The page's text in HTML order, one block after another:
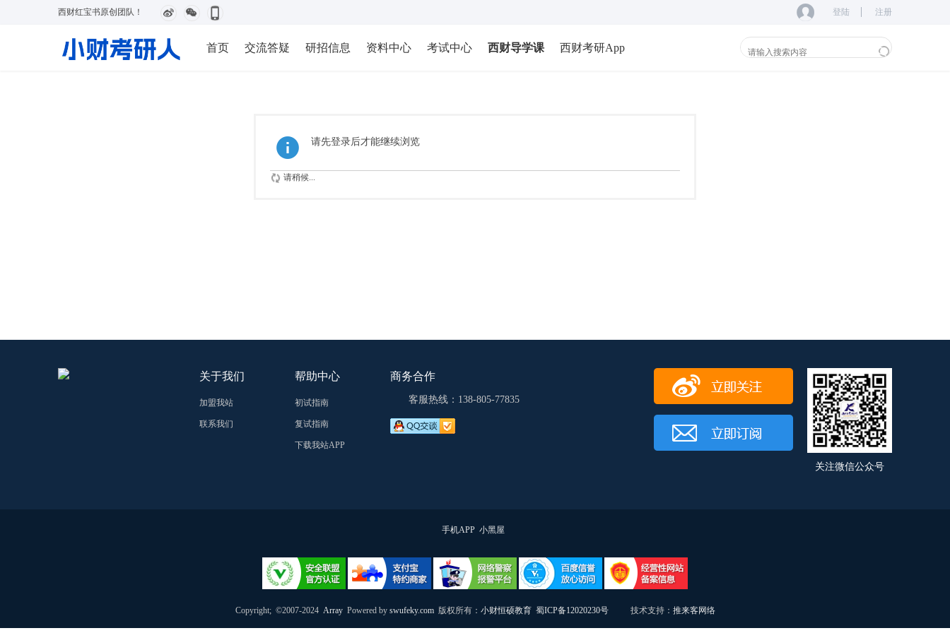
西财红宝书原创团队！ 登陆 注册
首页 交流答疑 研招信息 资料中心 考试中心 西财导学课 西财考研App
请先登录后才能继续浏览
请稍候...
关于我们
加盟我站
联系我们
帮助中心
初试指南
复试指南
下载我站APP
商务合作
客服热线：138-805-77835
关注微信公众号
手机APP 小黑屋
Copyright; ©2007-2024 ArrayPowered byswufeky.com版权所有： 小财恒硕教育 蜀ICP备12020230号 技术支持： 推来客网络